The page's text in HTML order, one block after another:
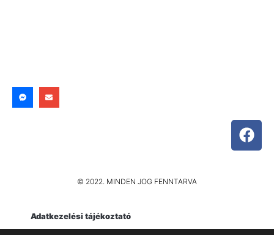
© 2022. MINDEN JOG FENNTARVA
Adatkezelési tájékoztató